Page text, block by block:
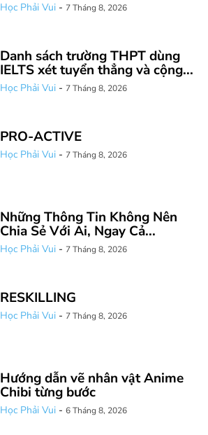
Học Phải Vui - 7 Tháng 8, 2026
Danh sách trường THPT dùng
IELTS xét tuyển thẳng và cộng...
Học Phải Vui - 7 Tháng 8, 2026
PRO-ACTIVE
Học Phải Vui - 7 Tháng 8, 2026
Những Thông Tin Không Nên
Chia Sẻ Với Ai, Ngay Cả...
Học Phải Vui - 7 Tháng 8, 2026
RESKILLING
Học Phải Vui - 7 Tháng 8, 2026
Hướng dẫn vẽ nhân vật Anime
Chibi từng bước
Học Phải Vui - 6 Tháng 8, 2026